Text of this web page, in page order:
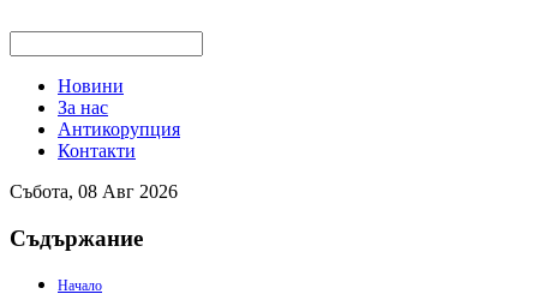
Новини
За нас
Антикорупция
Контакти
Събота, 08 Авг 2026
Съдържание
Начало